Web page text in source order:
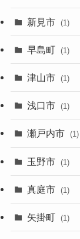
(11)
新見市 (1)
早島町 (1)
津山市 (1)
浅口市 (1)
瀬戸内市 (1)
玉野市 (1)
真庭市 (1)
矢掛町 (1)